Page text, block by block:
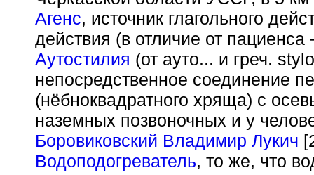
Агенс, источник глагольного
действия (в отличие от
Аутостилия (от ауто... и греч.
непосредственное соединение
(нёбноквадратного хряща) с
наземных позвоночных и у
Боровиковский Владимир Лукич
Водоподогреватель, то же, что